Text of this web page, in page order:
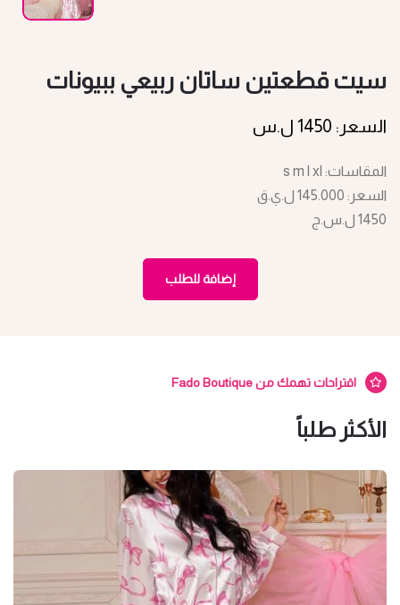
سيت قطعتين ساتان ربيعي ببيونات
السعر: 1450 ل.س
المقاسات: s m l xl
السعر: 145.000 ل.ي.ق
1450 ل.س.ج
إضافة للطلب
اقتراحات تهمك من Fado Boutique
الأكثر طلباً